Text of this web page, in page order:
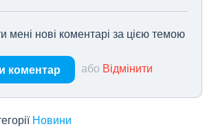
мені нові коментарі за цією темою
коментар або Відмінити
Новини